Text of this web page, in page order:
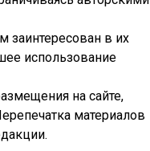
заинтересован в их
использование
на сайте,
материалов